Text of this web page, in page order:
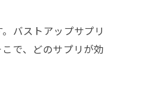
バストアップサプリ
で、どのサプリが効